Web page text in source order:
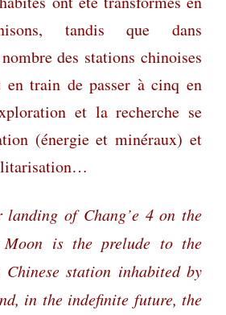
tandis que dans
des stations chinoises
en train de passer à cinq en
et la recherche se
(énergie et minéraux) et
landing of Chang’e 4 on the
is the prelude to the
station inhabited by
in the indefinite future, the